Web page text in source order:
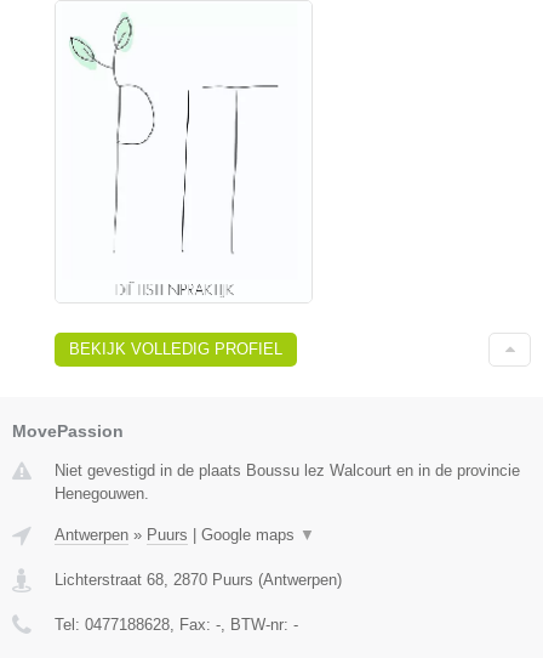
BEKIJK VOLLEDIG PROFIEL
MovePassion
Niet gevestigd in de plaats Boussu lez Walcourt en in de provincie
Henegouwen.
Antwerpen » Puurs | Google maps ▼
Lichterstraat 68 2870 Puurs (Antwerpen)
Tel: 0477188628 , Fax: - , BTW-nr: -